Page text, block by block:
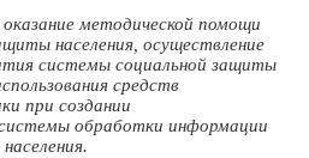
методической помощи
населения, осуществление
системы социальной защиты
средств
при создании
обработки информации